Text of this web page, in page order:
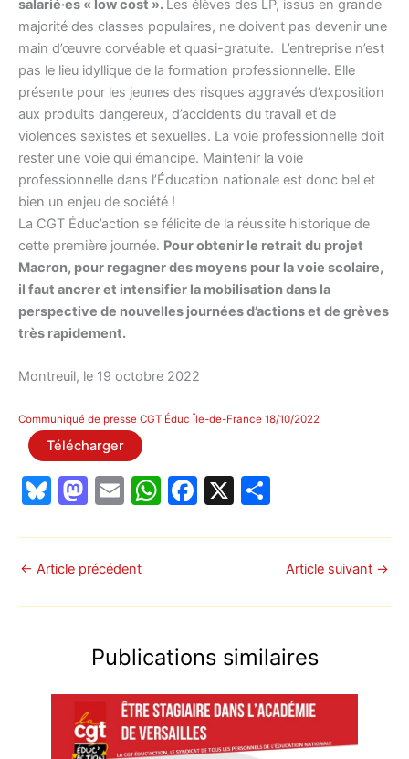
salarié·es « low cost ». Les élèves des LP, issus en grande
majorité des classes populaires, ne doivent pas devenir une
main d’œuvre corvéable et quasi-gratuite. L’entreprise n’est
pas le lieu idyllique de la formation professionnelle. Elle
présente pour les jeunes des risques aggravés d’exposition
aux produits dangereux, d’accidents du travail et de
violences sexistes et sexuelles. La voie professionnelle doit
rester une voie qui émancipe. Maintenir la voie
professionnelle dans l’Éducation nationale est donc bel et
bien un enjeu de société !
La CGT Éduc’action se félicite de la réussite historique de
cette première journée. Pour obtenir le retrait du projet
Macron, pour regagner des moyens pour la voie scolaire,
il faut ancrer et intensifier la mobilisation dans la
perspective de nouvelles journées d’actions et de grèves
très rapidement.
Montreuil, le 19 octobre 2022
Communiqué de presse CGT Éduc Île-de-France 18/10/2022
Télécharger
Bl
e
s
k
M
st
o
d
n
E
ai
l
W
at
A
p
F
c
b
o
k
X
ta
g
er
← Article précédent Article suivant →
Publications similaires